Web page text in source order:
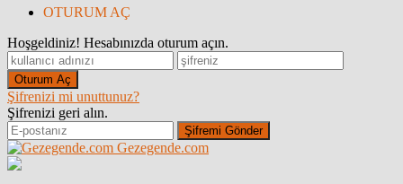
OTURUM AÇ
Hoşgeldiniz! Hesabınızda oturum açın.
Şifrenizi mi unuttunuz?
Şifrenizi geri alın.
Gezegende.com